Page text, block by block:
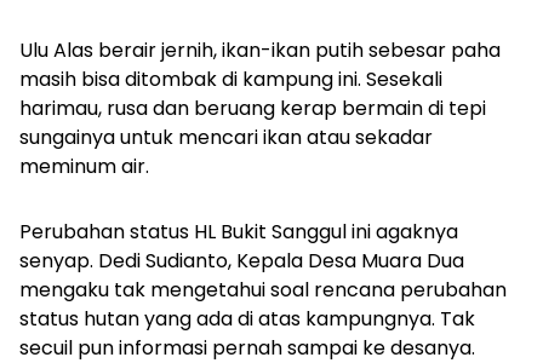
Ulu Alas berair jernih, ikan-ikan putih sebesar paha
masih bisa ditombak di kampung ini. Sesekali
harimau, rusa dan beruang kerap bermain di tepi
sungainya untuk mencari ikan atau sekadar
meminum air.
Perubahan status HL Bukit Sanggul ini agaknya
senyap. Dedi Sudianto, Kepala Desa Muara Dua
mengaku tak mengetahui soal rencana perubahan
status hutan yang ada di atas kampungnya. Tak
secuil pun informasi pernah sampai ke desanya.